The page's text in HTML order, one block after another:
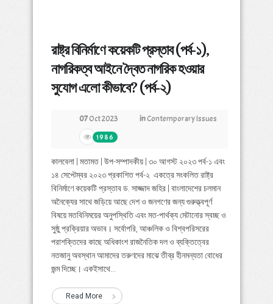
রাষ্ট্র বিনির্মাণে কয়েকটি প্রস্তাব (পর্ব-১),
নাগরিকত্ব আইনে দ্বৈত নাগরিক হওয়ার
সুযোগ এলো কীভাবে? (পর্ব-২)
07Oct 2023 inContemporary Issues
1986
কালবেলা | মতামত | উপ-সম্পাদকীয় | ৩০ আগস্ট ২০২৩ পর্ব-১ এবং
১৪ সেপ্টেম্বর ২০২৩ প্রকাশিত পর্ব-২ একত্রে সংকলিত রাষ্ট্র
বিনির্মাণে কয়েকটি প্রস্তাব ড. সাজ্জাদ জহির | বাংলাদেশের চলমান
অনৈক্যের সাথে জড়িয়ে আছে দেশ ও জনগণের জন্য গুরুত্ত্বপূর্ণ
বিষয়ে মতবিনিময়ের অনুপস্থিতি এবং মত-পার্থক্য মেটানোর স্বচ্ছ ও
সুষ্ঠু প্রক্রিয়ার অভাব। সর্বোপরি, আঞ্চলিক ও বিশ্বপরিসরের
পরাশক্তিদের কাছে অধিকাংশ রাজনৈতিক দল ও ব্যক্তিত্বের
নতজানু অবস্থান আমাদের তরুণদের মাঝে তীব্র হীনমন্যতা বোধের
জন্ম দিচ্ছে। একইসাথে...
Read More